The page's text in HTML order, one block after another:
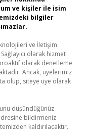
ve kişiler ile isim
bilgiler
ve İletişim
olarak hizmet
olarak denetleme
Ancak, üyelerimiz
olup, siteye üye olarak
düşündüğünüz
bildirmeniz
kaldırılacaktır.